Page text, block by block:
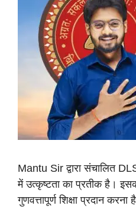
Mantu Sir द्वारा संचालित
में उत्कृष्टता का प्रतीक है। इसका
गुणवत्तापूर्ण शिक्षा प्रदान